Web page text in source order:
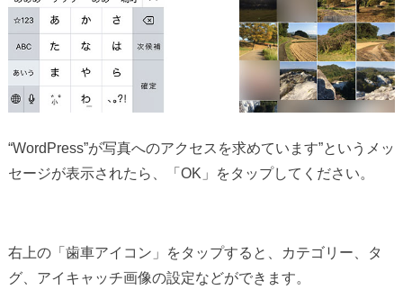
“WordPress”が写真へのアクセスを求めています”というメッ
セージが表示されたら、「OK」をタップしてください。
右上の「歯車アイコン」をタップすると、カテゴリー、タ
グ、アイキャッチ画像の設定などができます。